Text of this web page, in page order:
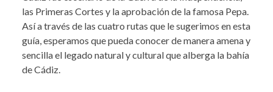
las Primeras Cortes y la aprobación de la famosa Pepa.
Así a través de las cuatro rutas que le sugerimos en esta
guía, esperamos que pueda conocer de manera amena y
sencilla el legado natural y cultural que alberga la bahía
de Cádiz.